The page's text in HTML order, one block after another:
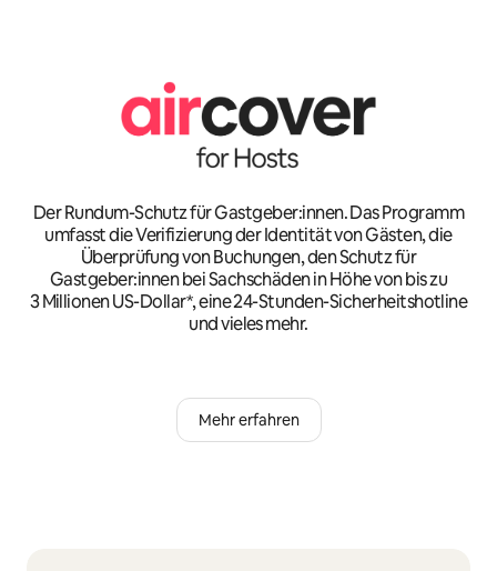
Der Rundum-Schutz für Gastgeber:innen. Das Programm
umfasst die Verifizierung der Identität von Gästen, die
Überprüfung von Buchungen, den Schutz für
Gastgeber:innen bei Sachschäden in Höhe von bis zu
3 Millionen US-Dollar*, eine 24-Stunden-Sicherheitshotline
und vieles mehr.
Mehr erfahren